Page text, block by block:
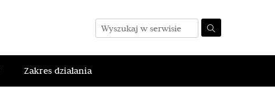
Zakres działania